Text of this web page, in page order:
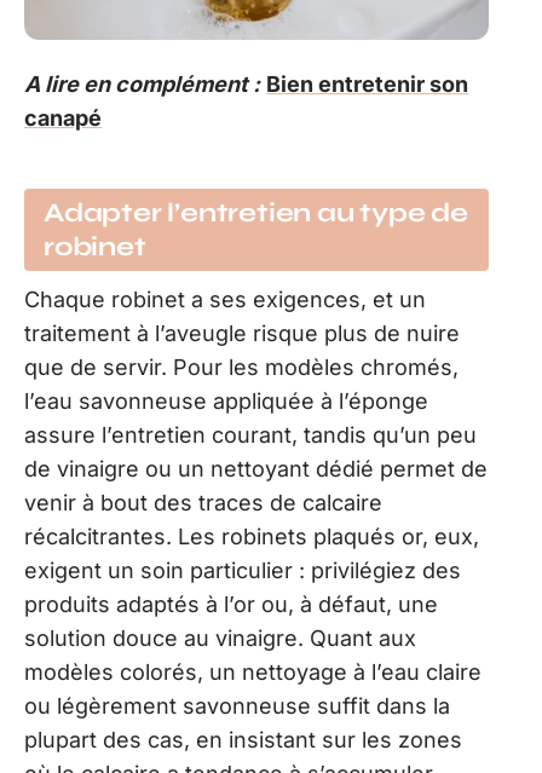
A lire en complément : Bien entretenir son
canapé
Adapter l’entretien au type de
robinet
Chaque robinet a ses exigences, et un
traitement à l’aveugle risque plus de nuire
que de servir. Pour les modèles chromés,
l’eau savonneuse appliquée à l’éponge
assure l’entretien courant, tandis qu’un peu
de vinaigre ou un nettoyant dédié permet de
venir à bout des traces de calcaire
récalcitrantes. Les robinets plaqués or, eux,
exigent un soin particulier : privilégiez des
produits adaptés à l’or ou, à défaut, une
solution douce au vinaigre. Quant aux
modèles colorés, un nettoyage à l’eau claire
ou légèrement savonneuse suffit dans la
plupart des cas, en insistant sur les zones